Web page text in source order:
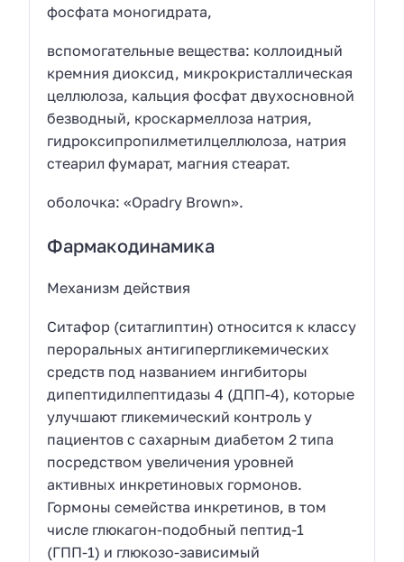
фосфата моногидрата,
вспомогательные вещества: коллоидный
кремния диоксид, микрокристаллическая
целлюлоза, кальция фосфат двухосновной
безводный, кроскармеллоза натрия,
гидроксипропилметилцеллюлоза, натрия
стеарил фумарат, магния стеарат.
оболочка: «Opadry Brown».
Фармакодинамика
Механизм действия
Ситафор (ситаглиптин) относится к классу
пероральных антигипергликемических
средств под названием ингибиторы
дипептидилпептидазы 4 (ДПП-4), которые
улучшают гликемический контроль у
пациентов с сахарным диабетом 2 типа
посредством увеличения уровней
активных инкретиновых гормонов.
Гормоны семейства инкретинов, в том
числе глюкагон-подобный пептид-1
(ГПП-1) и глюкозо-зависимый